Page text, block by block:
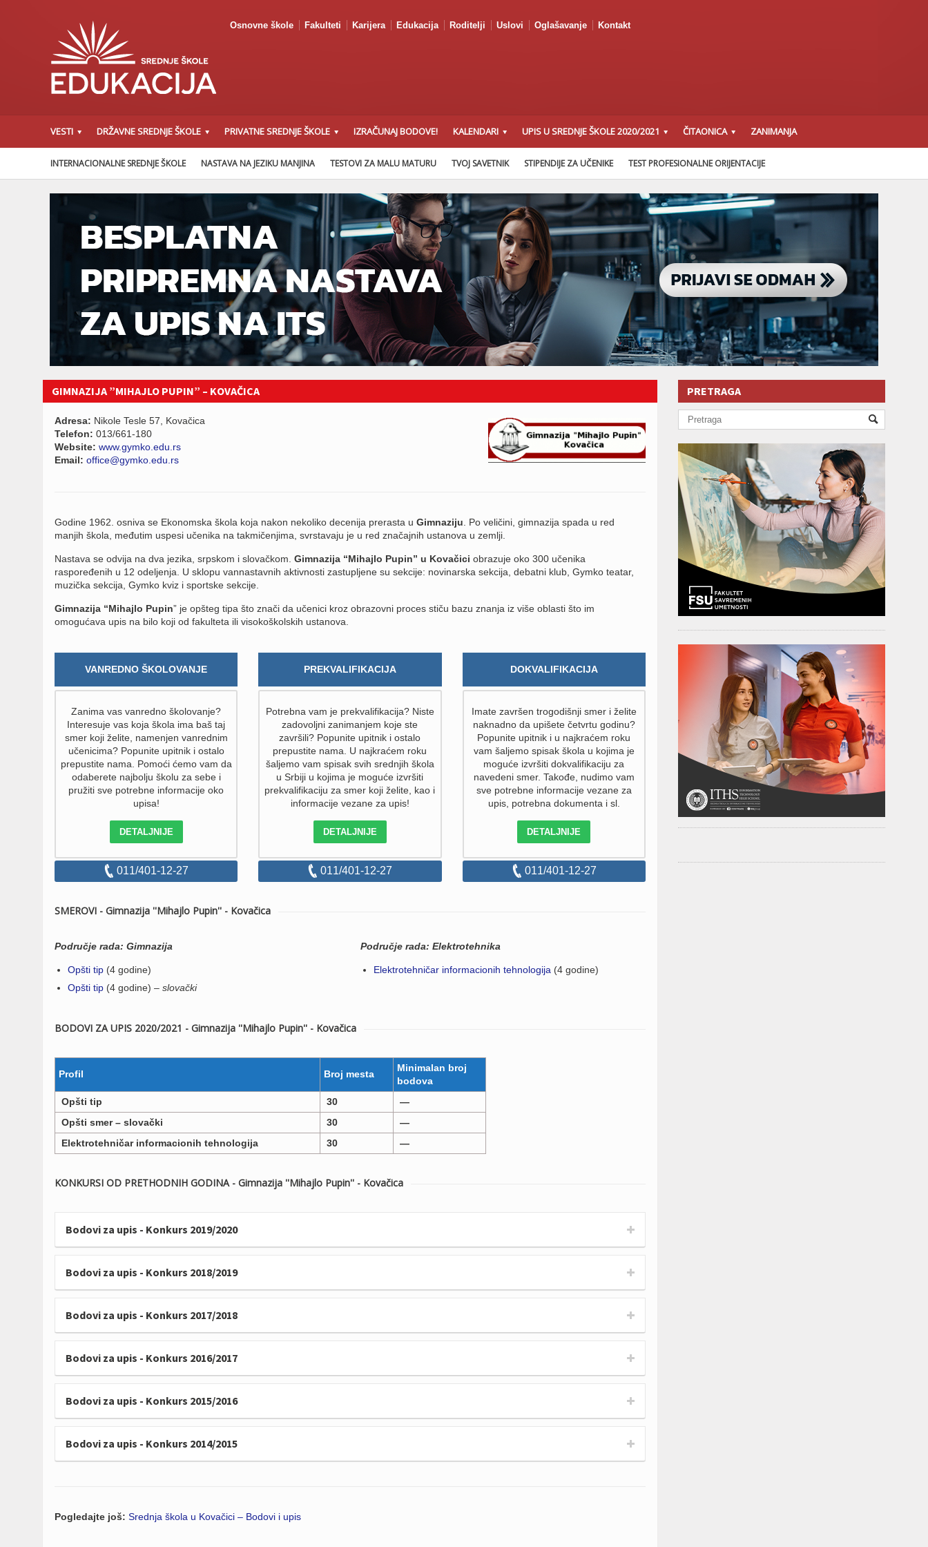
Osnovne škole Fakulteti Karijera Edukacija Roditelji Uslovi Oglašavanje Kontakt
VESTI DRŽAVNE SREDNJE ŠKOLE PRIVATNE SREDNJE ŠKOLE IZRAČUNAJ BODOVE! KALENDARI UPIS U SREDNJE ŠKOLE 2020/2021 ČITAONICA ZANIMANJA
INTERNACIONALNE SREDNJE ŠKOLE NASTAVA NA JEZIKU MANJINA TESTOVI ZA MALU MATURU TVOJ SAVETNIK STIPENDIJE ZA UČENIKE TEST PROFESIONALNE ORIJENTACIJE
GIMNAZIJA ”MIHAJLO PUPIN” – KOVAČICA
Adresa: Nikole Tesle 57, Kovačica
Telefon: 013/661-180
Website: www.gymko.edu.rs
Email: office@gymko.edu.rs
Godine 1962. osniva se Ekonomska škola koja nakon nekoliko decenija prerasta u Gimnaziju . Po veličini, gimnazija spada u red
manjih škola, međutim uspesi učenika na takmičenjima, svrstavaju je u red značajnih ustanova u zemlji.
Nastava se odvija na dva jezika, srpskom i slovačkom. Gimnazija “Mihajlo Pupin” u Kovačici obrazuje oko 300 učenika
raspoređenih u 12 odeljenja. U sklopu vannastavnih aktivnosti zastupljene su sekcije: novinarska sekcija, debatni klub, Gymko teatar,
muzička sekcija, Gymko kviz i sportske sekcije.
Gimnazija “Mihajlo Pupin” je opšteg tipa što znači da učenici kroz obrazovni proces stiču bazu znanja iz više oblasti što im
omogućava upis na bilo koji od fakulteta ili visokoškolskih ustanova.
VANREDNO ŠKOLOVANJE
Zanima vas vanredno školovanje?
Interesuje vas koja škola ima baš taj
smer koji želite, namenjen vanrednim
učenicima? Popunite upitnik i ostalo
prepustite nama. Pomoći ćemo vam da
odaberete najbolju školu za sebe i
pružiti sve potrebne informacije oko
upisa!
DETALJNIJE
011/401-12-27
PREKVALIFIKACIJA
Potrebna vam je prekvalifikacija? Niste
zadovoljni zanimanjem koje ste
završili? Popunite upitnik i ostalo
prepustite nama. U najkraćem roku
šaljemo vam spisak svih srednjih škola
u Srbiji u kojima je moguće izvršiti
prekvalifikaciju za smer koji želite, kao i
informacije vezane za upis!
DETALJNIJE
011/401-12-27
DOKVALIFIKACIJA
Imate završen trogodišnji smer i želite
naknadno da upišete četvrtu godinu?
Popunite upitnik i u najkraćem roku
vam šaljemo spisak škola u kojima je
moguće izvršiti dokvalifikaciju za
navedeni smer. Takođe, nudimo vam
sve potrebne informacije vezane za
upis, potrebna dokumenta i sl.
DETALJNIJE
011/401-12-27
SMEROVI - Gimnazija ''Mihajlo Pupin'' - Kovačica
Područje rada: Gimnazija
Opšti tip (4 godine)
Opšti tip (4 godine) – slovački
Područje rada: Elektrotehnika
Elektrotehničar informacionih tehnologija (4 godine)
BODOVI ZA UPIS 2020/2021 - Gimnazija ''Mihajlo Pupin'' - Kovačica
Profil Broj mesta
Minimalan broj
bodova
Opšti tip
30
—
Opšti smer – slovački
30
—
Elektrotehničar informacionih tehnologija
30 —
KONKURSI OD PRETHODNIH GODINA - Gimnazija ''Mihajlo Pupin'' - Kovačica
Bodovi za upis - Konkurs 2019/2020
Bodovi za upis - Konkurs 2018/2019
Bodovi za upis - Konkurs 2017/2018
Bodovi za upis - Konkurs 2016/2017
Bodovi za upis - Konkurs 2015/2016
Bodovi za upis - Konkurs 2014/2015
Pogledajte još: Srednja škola u Kovačici – Bodovi i upis
PRETRAGA